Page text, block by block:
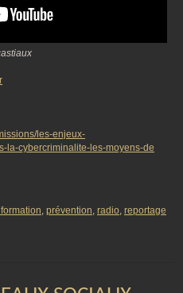
les-enjeux-
la-cybercriminalite-les-moyens-de
, prévention, radio, reportage